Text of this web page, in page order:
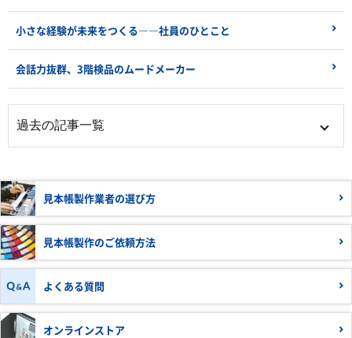
小さな経験が未来をつくる――社員のひとこと
会話力抜群、3階検品のムードメーカー
見本帳製作業者の選び方
見本帳製作のご依頼方法
よくある質問
オンラインストア